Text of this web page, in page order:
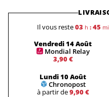
Il vous reste03 h : 45
Vendredi 14 Août
Mondial Relay
3,90 €
Lundi 10 Août
Chronopost
à partir de9,90 €